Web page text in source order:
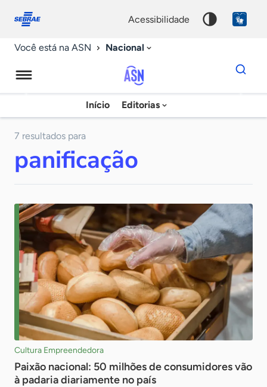
conosco
acessibilidade
Você está na ASN Nacional
Agência
Sebrae
Notícias
Início Editorias
Dados
para
chave
7 resultados para
panificação
Cultura Empreendedora
Paixão nacional: 50 milhões de consumidores vão
à padaria diariamente no país